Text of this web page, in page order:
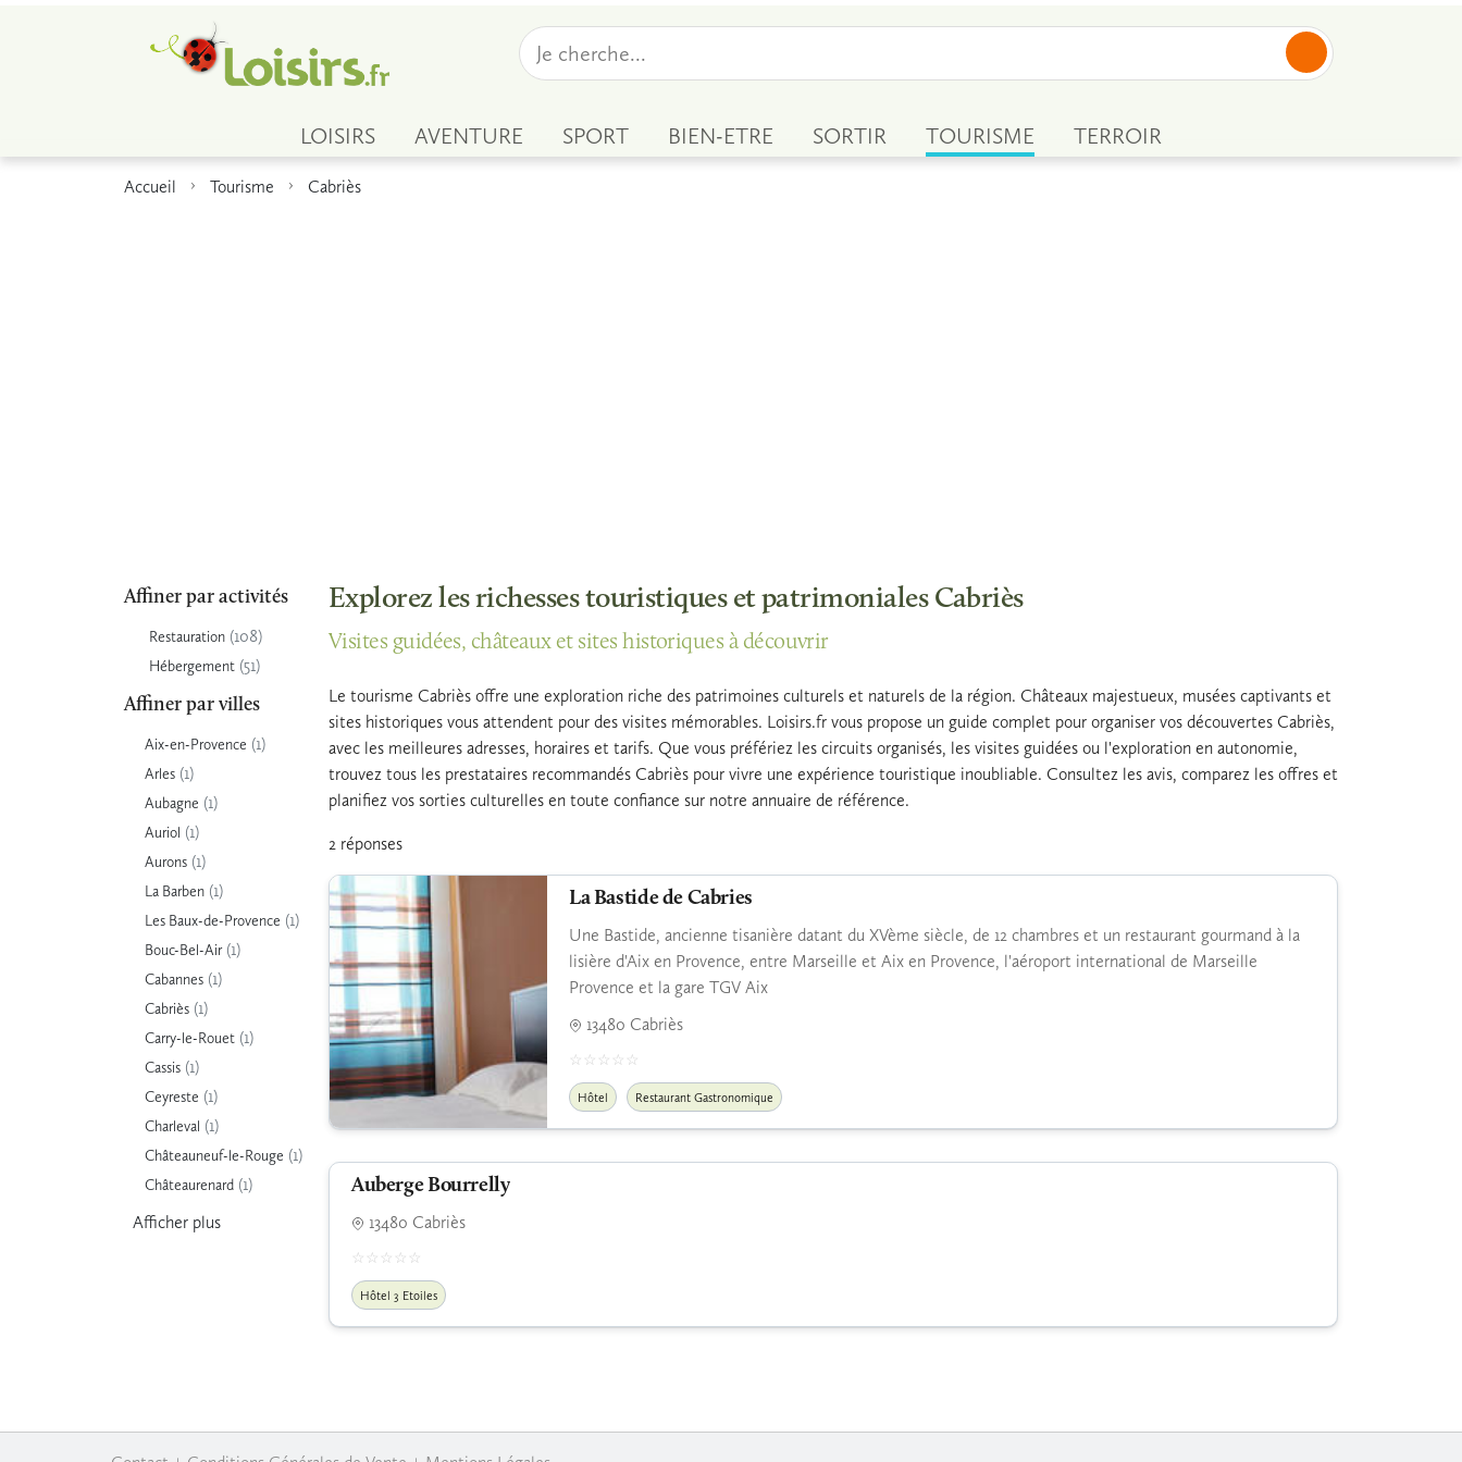
LOISIRS AVENTURE SPORT BIEN-ETRE SORTIR TOURISME TERROIR
Accueil Tourisme Cabriès
Affiner par activités
Restauration (108)
Hébergement (51)
Affiner par villes
Aix-en-Provence (1)
Arles (1)
Aubagne (1)
Auriol (1)
Aurons (1)
La Barben (1)
Les Baux-de-Provence (1)
Bouc-Bel-Air(1)
Cabannes (1)
Cabriès (1)
Carry-le-Rouet (1)
Cassis (1)
Ceyreste (1)
Charleval (1)
Châteauneuf-le-Rouge (1)
Châteaurenard (1)
Afficher plus
Explorez les richesses touristiques et patrimoniales Cabriès
Visites guidées, châteaux et sites historiques à découvrir
Le tourisme Cabriès offre une exploration riche des patrimoines culturels et naturels de la région. Châteaux majestueux, musées captivants et
sites historiques vous attendent pour des visites mémorables. Loisirs.fr vous propose un guide complet pour organiser vos découvertes Cabriès,
avec les meilleures adresses, horaires et tarifs. Que vous préfériez les circuits organisés, les visites guidées ou l'exploration en autonomie,
trouvez tous les prestataires recommandés Cabriès pour vivre une expérience touristique inoubliable. Consultez les avis, comparez les offres et
planifiez vos sorties culturelles en toute confiance sur notre annuaire de référence.
2 réponses
La Bastide de Cabries
Une Bastide, ancienne tisanière datant du XVème siècle, de 12 chambres et un restaurant gourmand à la
lisière d'Aix en Provence, entre Marseille et Aix en Provence, l'aéroport international de Marseille
Provence et la gare TGV Aix
13480 Cabriès
Hôtel Restaurant Gastronomique
Auberge Bourrelly
13480 Cabriès
Hôtel 3 Etoiles